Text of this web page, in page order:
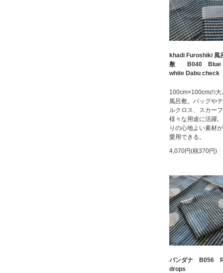
khadi Furoshiki 風
敷 B040 Blue
white Dabu check
100cm×100cmの大
風呂敷。バッグや
ルクロス、スカー
様々な用途に活躍
りの心地よい素材
愛用できる。
4,070円(税370円)
バンダナ B056
drops